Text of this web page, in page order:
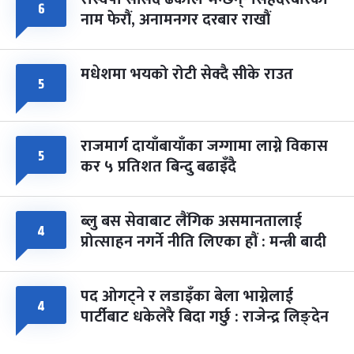
६ नाम फेरौं, अनामनगर दरबार राखौं
५ मधेशमा भयको रोटी सेक्दै सीके राउत
५ राजमार्ग दायाँबायाँका जग्गामा लाग्ने विकास
कर ५ प्रतिशत बिन्दु बढाइँदै
४ ब्लु बस सेवाबाट लैंगिक असमानतालाई
प्रोत्साहन नगर्ने नीति लिएका हौं : मन्त्री बादी
४ पद ओगट्ने र लडाइँका बेला भाग्नेलाई
पार्टीबाट धकेलेरै बिदा गर्छु : राजेन्द्र लिङ्देन